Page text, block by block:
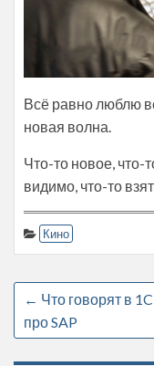
Всё равно люблю
новая волна.
Что-то новое, что-
видимо, что-то
Кино
← Что говорят в 1C
про SAP